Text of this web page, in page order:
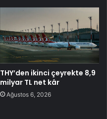
THY’den ikinci çeyrekte 8,9
milyar TL net kâr
Ağustos 6, 2026